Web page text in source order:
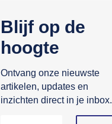
Blijf op de
hoogte
Ontvang onze nieuwste
artikelen, updates en
inzichten direct in je inbox.